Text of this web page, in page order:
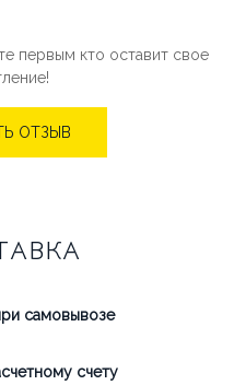
первым кто оставит свое
ОТЗЫВ
самовывозе
счету